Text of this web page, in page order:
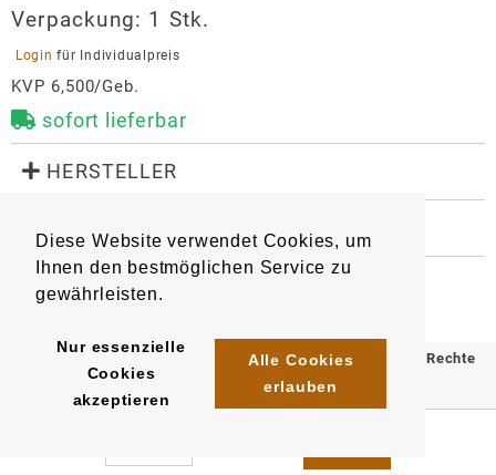
Diese Website verwendet Cookies, um
Ihnen den bestmöglichen Service zu
gewährleisten.
Nur essenzielle
Cookies
akzeptieren
Alle Cookies
erlauben
Verpackung: 1 Stk.
Login für Individualpreis
KVP 6,500/Geb.
sofort lieferbar
HERSTELLER
Hersteller
OCB-Vertriebs-GmbH
Lise-Meitner-Str. 2-4
orders@ocb.de
https://ocb.de/
Artikel 8512 EAN/ Gebinde1
3057069047016
© 2025 Klömpkes Heinrich Inh. Marion Winkels e.K. Alle Rechte
vorbehalten.